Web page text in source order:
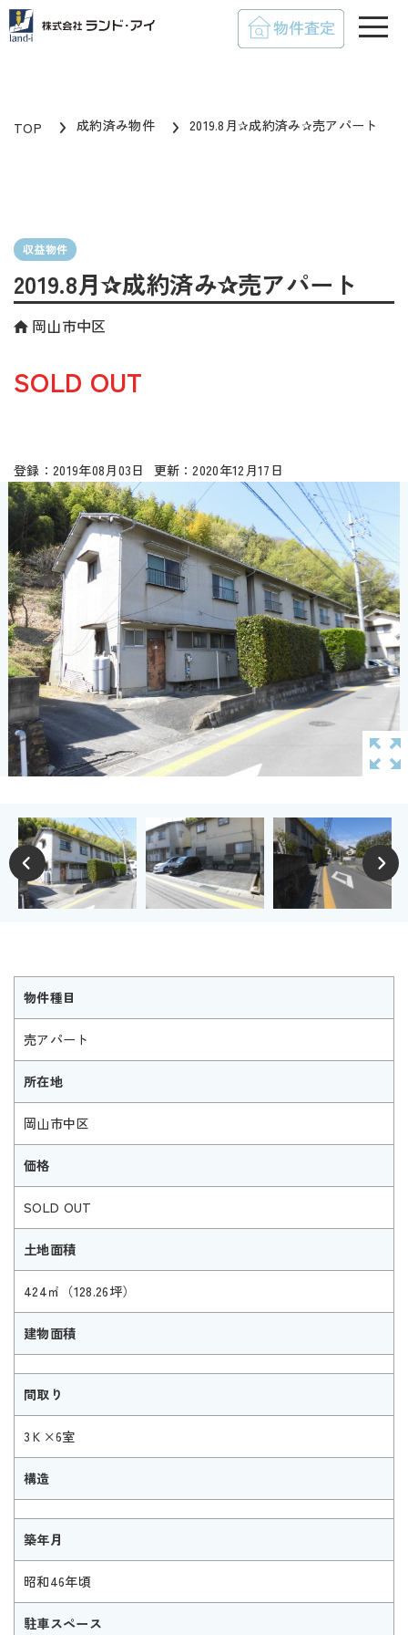
TOP 成約済み物件 2019.8月✰成約済み✰売アパート
収益物件
2019.8月✰成約済み✰売アパート
岡山市中区
SOLD OUT
2019年08月03日 2020年12月17日
物件種目
売アパート
所在地
岡山市中区
価格
SOLD OUT
土地面積
424㎡（128.26坪）
建物面積
間取り
3Ｋ×6室
構造
築年月
昭和46年頃
駐車スペース